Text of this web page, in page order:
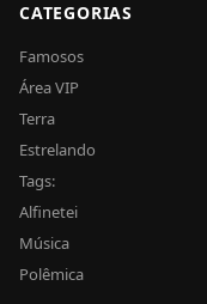
CATEGORIAS
Famosos
Área VIP
Terra
Estrelando
Tags:
Alfinetei
Música
Polêmica